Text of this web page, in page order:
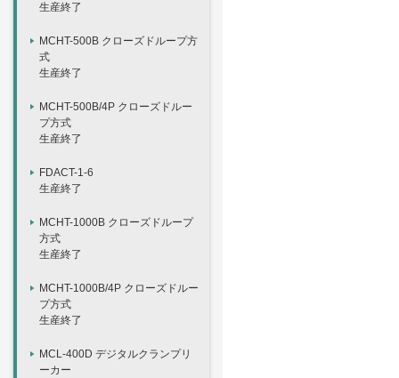
生産終了
MCHT-500B クローズドループ方
式
生産終了
MCHT-500B/4P クローズドルー
プ方式
生産終了
FDACT-1-6
生産終了
MCHT-1000B クローズドループ
方式
生産終了
MCHT-1000B/4P クローズドルー
プ方式
生産終了
MCL-400D デジタルクランプリ
ーカー